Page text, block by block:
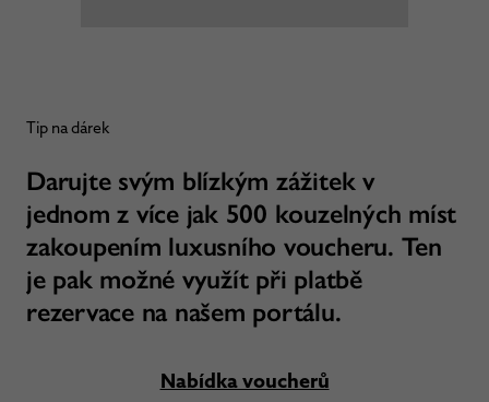
Tip na dárek
Darujte svým blízkým zážitek v
jednom z více jak 500 kouzelných míst
zakoupením luxusního voucheru. Ten
je pak možné využít při platbě
rezervace na našem portálu.
Nabídka voucherů